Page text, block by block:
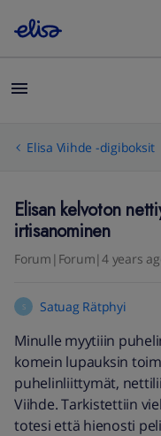
Elisa Viihde -digiboksit
Elisan kelvoton
irtisanominen
Forum|Forum|4 years
S Satuag Rätphyi
Minulle myytiiin
komein lupauksin
puhelinliittymät,
Viihde. Tarkistettiin
totesi että hienosti